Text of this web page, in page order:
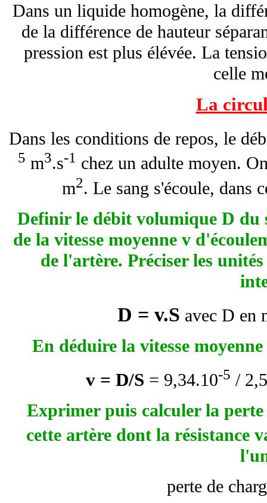
Dans un liquide homogène, la
de la différence de hauteur
pression est plus élévée. La
celle
La
Dans les conditions de repos, le
5 m3.s-1 chez un adulte moyen.
m2. Le sang s'écoule, dans
Definir le débit volumique D du
de la vitesse moyenne v
de l'artère. Préciser les
D = v.S avec D en
En déduire la vitesse
v = D/S = 9,34.10-5 /
Exprimer puis calculer la
cette artère dont la résistance
perte de